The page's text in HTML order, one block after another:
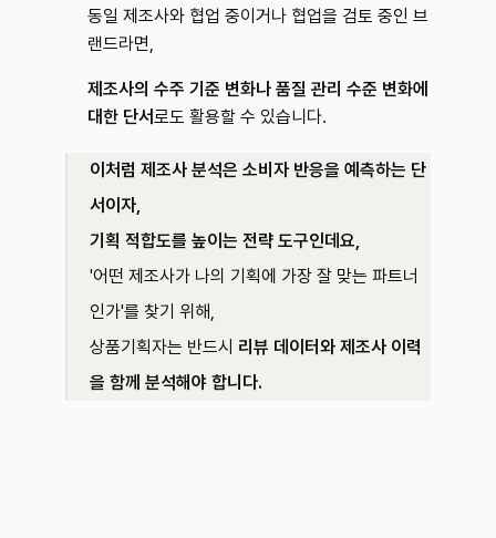
동일 제조사와 협업 중이거나 협업을 검토 중인 브
랜드라면,
제조사의 수주 기준 변화나 품질 관리 수준 변화에
대한 단서 로도 활용할 수 있습니다.
이처럼 제조사 분석은 소비자 반응을 예측하는 단
서이자,
기획 적합도를 높이는 전략 도구인데요,
'어떤 제조사가 나의 기획에 가장 잘 맞는 파트너
인가'를 찾기 위해,
상품기획자는 반드시 리뷰 데이터와 제조사 이력
을 함께 분석해야 합니다.